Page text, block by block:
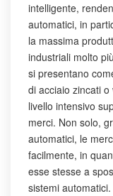
intelligente,
automatici, in
la massima
industriali molto
si presentano
di acciaio zincati
livello intensivo
merci. Non solo,
automatici, le
facilmente, in
esse stesse a
sistemi